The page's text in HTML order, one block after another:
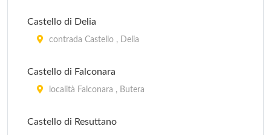
Castello di Delia
contrada Castello , Delia
Castello di Falconara
località Falconara , Butera
Castello di Resuttano